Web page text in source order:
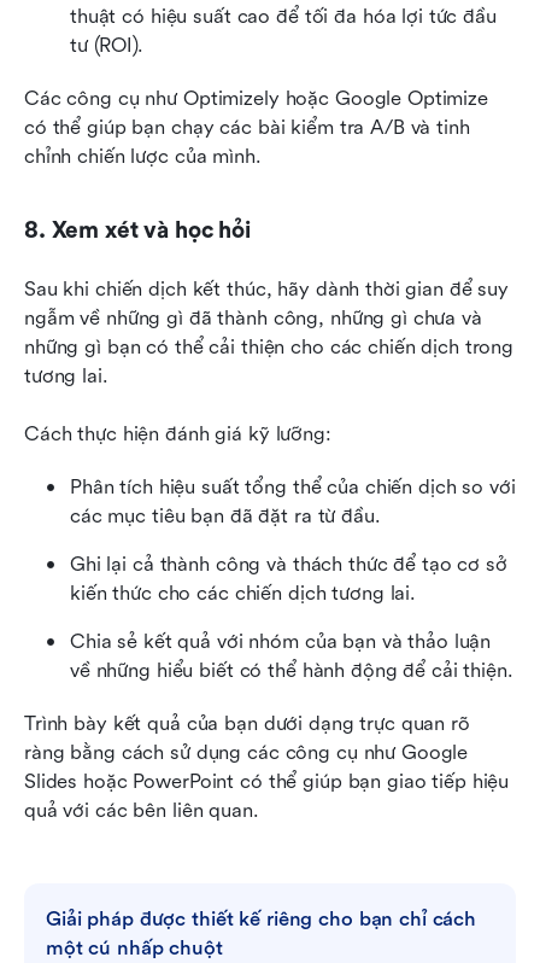
thuật có hiệu suất cao để tối đa hóa lợi tức đầu
tư (ROI).
Các công cụ như Optimizely hoặc Google Optimize
có thể giúp bạn chạy các bài kiểm tra A/B và tinh
chỉnh chiến lược của mình.
8. Xem xét và học hỏi
Sau khi chiến dịch kết thúc, hãy dành thời gian để suy
ngẫm về những gì đã thành công, những gì chưa và
những gì bạn có thể cải thiện cho các chiến dịch trong
tương lai.
Cách thực hiện đánh giá kỹ lưỡng:
Phân tích hiệu suất tổng thể của chiến dịch so với
các mục tiêu bạn đã đặt ra từ đầu.
Ghi lại cả thành công và thách thức để tạo cơ sở
kiến thức cho các chiến dịch tương lai.
Chia sẻ kết quả với nhóm của bạn và thảo luận
về những hiểu biết có thể hành động để cải thiện.
Trình bày kết quả của bạn dưới dạng trực quan rõ
ràng bằng cách sử dụng các công cụ như Google
Slides hoặc PowerPoint có thể giúp bạn giao tiếp hiệu
quả với các bên liên quan.
Giải pháp được thiết kế riêng cho bạn chỉ cách
một cú nhấp chuột